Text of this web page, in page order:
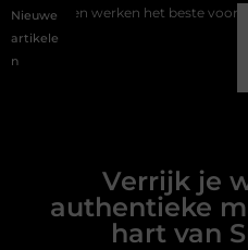
Nieuwe
artikele
n
het beste voor vastgoedmarketing?
Verrijk je
authentieke
hart van